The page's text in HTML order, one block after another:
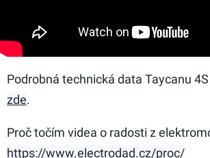
Podrobná technická data Taycanu
zde.
Proč točím videa o radosti z
https://www.electrodad.cz/proc/